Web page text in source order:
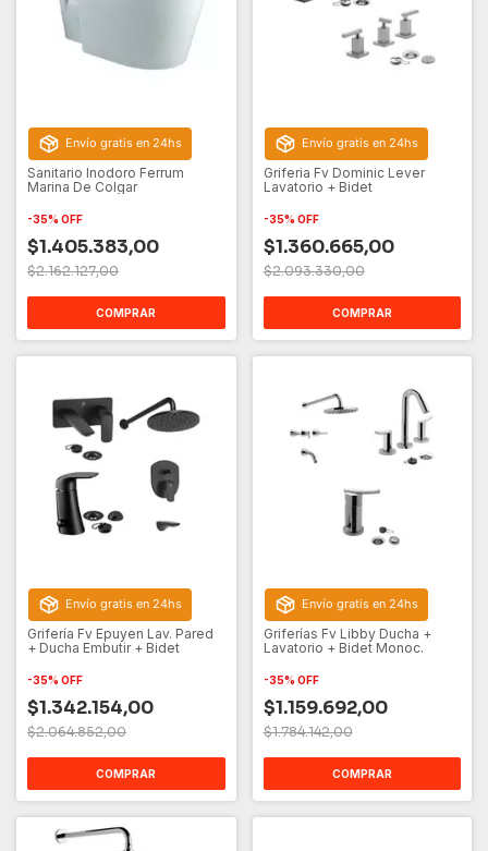
Envío gratis en 24hs
Sanitario Inodoro Ferrum
Marina De Colgar
-35% OFF
$1.405.383,00
$2.162.127,00
COMPRAR
Envío gratis en 24hs
Griferia Fv Dominic Lever
Lavatorio + Bidet
-35% OFF
$1.360.665,00
$2.093.330,00
COMPRAR
Envío gratis en 24hs
Grifería Fv Epuyen Lav. Pared
+ Ducha Embutir + Bidet
-35% OFF
$1.342.154,00
$2.064.852,00
COMPRAR
Envío gratis en 24hs
Griferías Fv Libby Ducha +
Lavatorio + Bidet Monoc.
-35% OFF
$1.159.692,00
$1.784.142,00
COMPRAR